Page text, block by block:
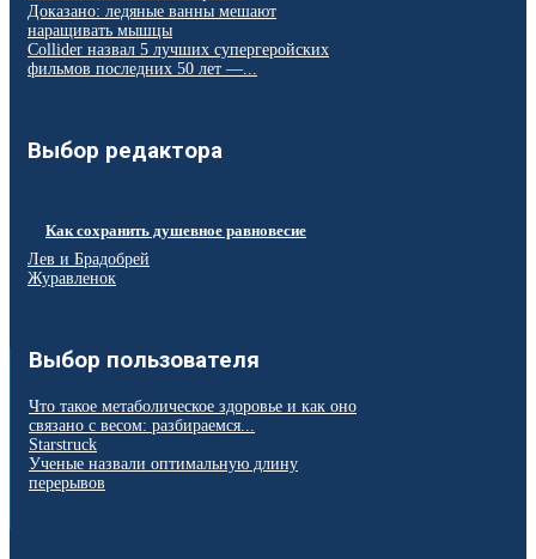
Доказано: ледяные ванны мешают
наращивать мышцы
Collider назвал 5 лучших супергеройских
фильмов последних 50 лет —...
Выбор редактора
Как сохранить душевное равновесие
Лев и Брадобрей
Журавленок
Выбор пользователя
Что такое метаболическое здоровье и как оно
связано с весом: разбираемся...
Starstruck
Ученые назвали оптимальную длину
перерывов